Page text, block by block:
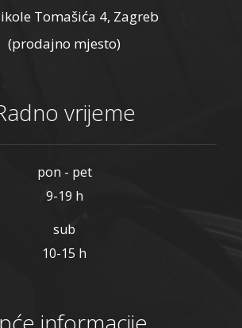
Tomašića 4, Zagreb
(prodajno mjesto)
vrijeme
pon - pet
9-19 h
sub
10-15 h